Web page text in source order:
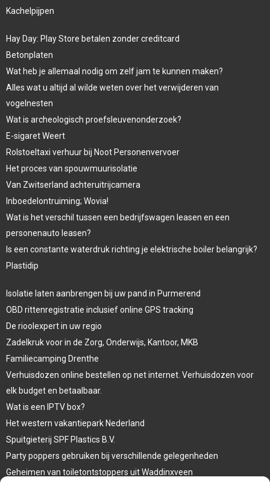
Kachelpijpen
Hay Day: Play Store betalen zonder creditcard
Betonplaten
Wat heb je allemaal nodig om zelf jam te kunnen maken?
Alles wat u altijd al wilde weten over het verwijderen van
vogelnesten
Wat is archeologisch proefsleuvenonderzoek?
E-sigaret Weert
Rolstoeltaxi verhuur bij Noot Personenvervoer
Het proces van spouwmuurisolatie
Van Zwitserland achteruitrijcamera
Inboedelontruiming; Wovia!
Wat is het verschil tussen een bedrijfswagen leasen en een
personenauto leasen?
Is een constante waterdruk richting je elektrische boiler belangrijk?
Plastidip
Isolatie laten aanbrengen bij uw pand in Purmerend
OBD rittenregistratie inclusief online GPS tracking
De rioolexpert in uw regio
Zadelkruk voor in de Zorg, Onderwijs, Kantoor, MKB
Familiecamping Drenthe
Verhuisdozen online bestellen op net internet. Verhuisdozen voor
elk budget en betaalbaar.
Wat is een IPTV box?
Het western vakantiepark Nederland
Spuitgieterij SPF Plastics B.V.
Party poppers gebruiken bij verschillende gelegenheden
Geheimen van toiletontstoppers uit Waddinxveen